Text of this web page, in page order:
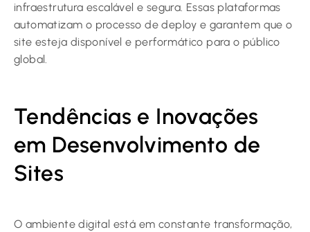
infraestrutura escalável e segura. Essas plataformas
automatizam o processo de deploy e garantem que o
site esteja disponível e performático para o público
global.
Tendências e Inovações
em Desenvolvimento de
Sites
O ambiente digital está em constante transformação,